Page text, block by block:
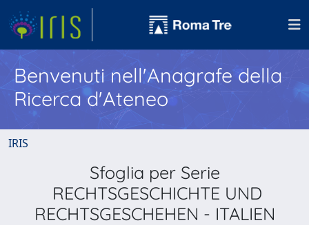
Benvenuti nell'Anagrafe della
Ricerca d'Ateneo
IRIS
Sfoglia per Serie
RECHTSGESCHICHTE UND
RECHTSGESCHEHEN - ITALIEN